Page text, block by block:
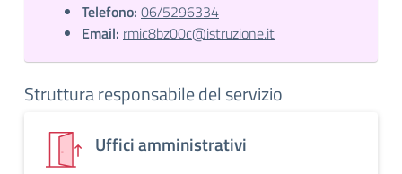
Telefono: 06/5296334
Email: rmic8bz00c@istruzione.it
Struttura responsabile del servizio
Uffici amministrativi